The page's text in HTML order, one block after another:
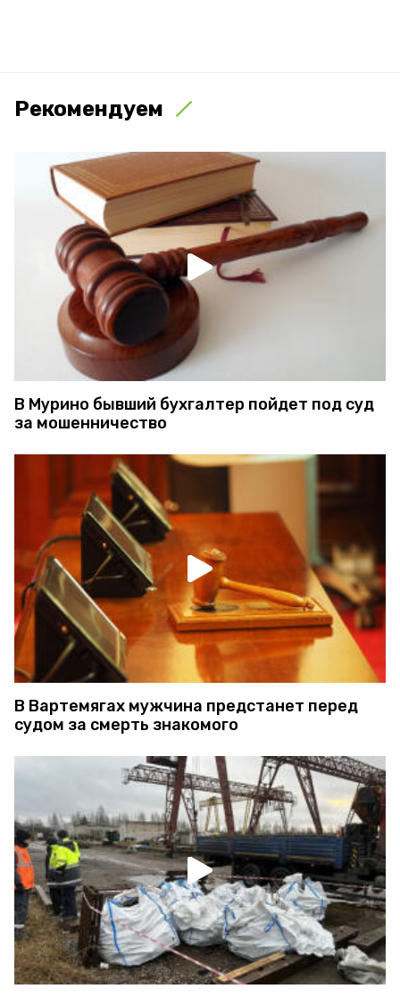
Рекомендуем
В Мурино бывший бухгалтер пойдет под суд
за мошенничество
В Вартемягах мужчина предстанет перед
судом за смерть знакомого